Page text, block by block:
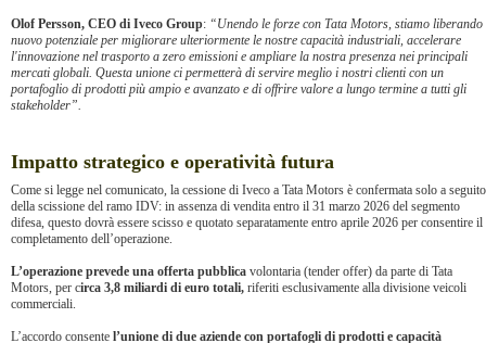
Olof Persson, CEO di Iveco Group: “Unendo le forze con Tata Motors, stiamo liberando
nuovo potenziale per migliorare ulteriormente le nostre capacità industriali, accelerare
l'innovazione nel trasporto a zero emissioni e ampliare la nostra presenza nei principali
mercati globali. Questa unione ci permetterà di servire meglio i nostri clienti con un
portafoglio di prodotti più ampio e avanzato e di offrire valore a lungo termine a tutti gli
stakeholder”.
Impatto strategico e operatività futura
Come si legge nel comunicato, la cessione di Iveco a Tata Motors è confermata solo a seguito
della scissione del ramo IDV: in assenza di vendita entro il 31 marzo 2026 del segmento
difesa, questo dovrà essere scisso e quotato separatamente entro aprile 2026 per consentire il
completamento dell’operazione.
L’operazione prevede una offerta pubblica volontaria (tender offer) da parte di Tata
Motors, per circa 3,8 miliardi di euro totali, riferiti esclusivamente alla divisione veicoli
commerciali.
L’accordo consente l’unione di due aziende con portafogli di prodotti e capacità